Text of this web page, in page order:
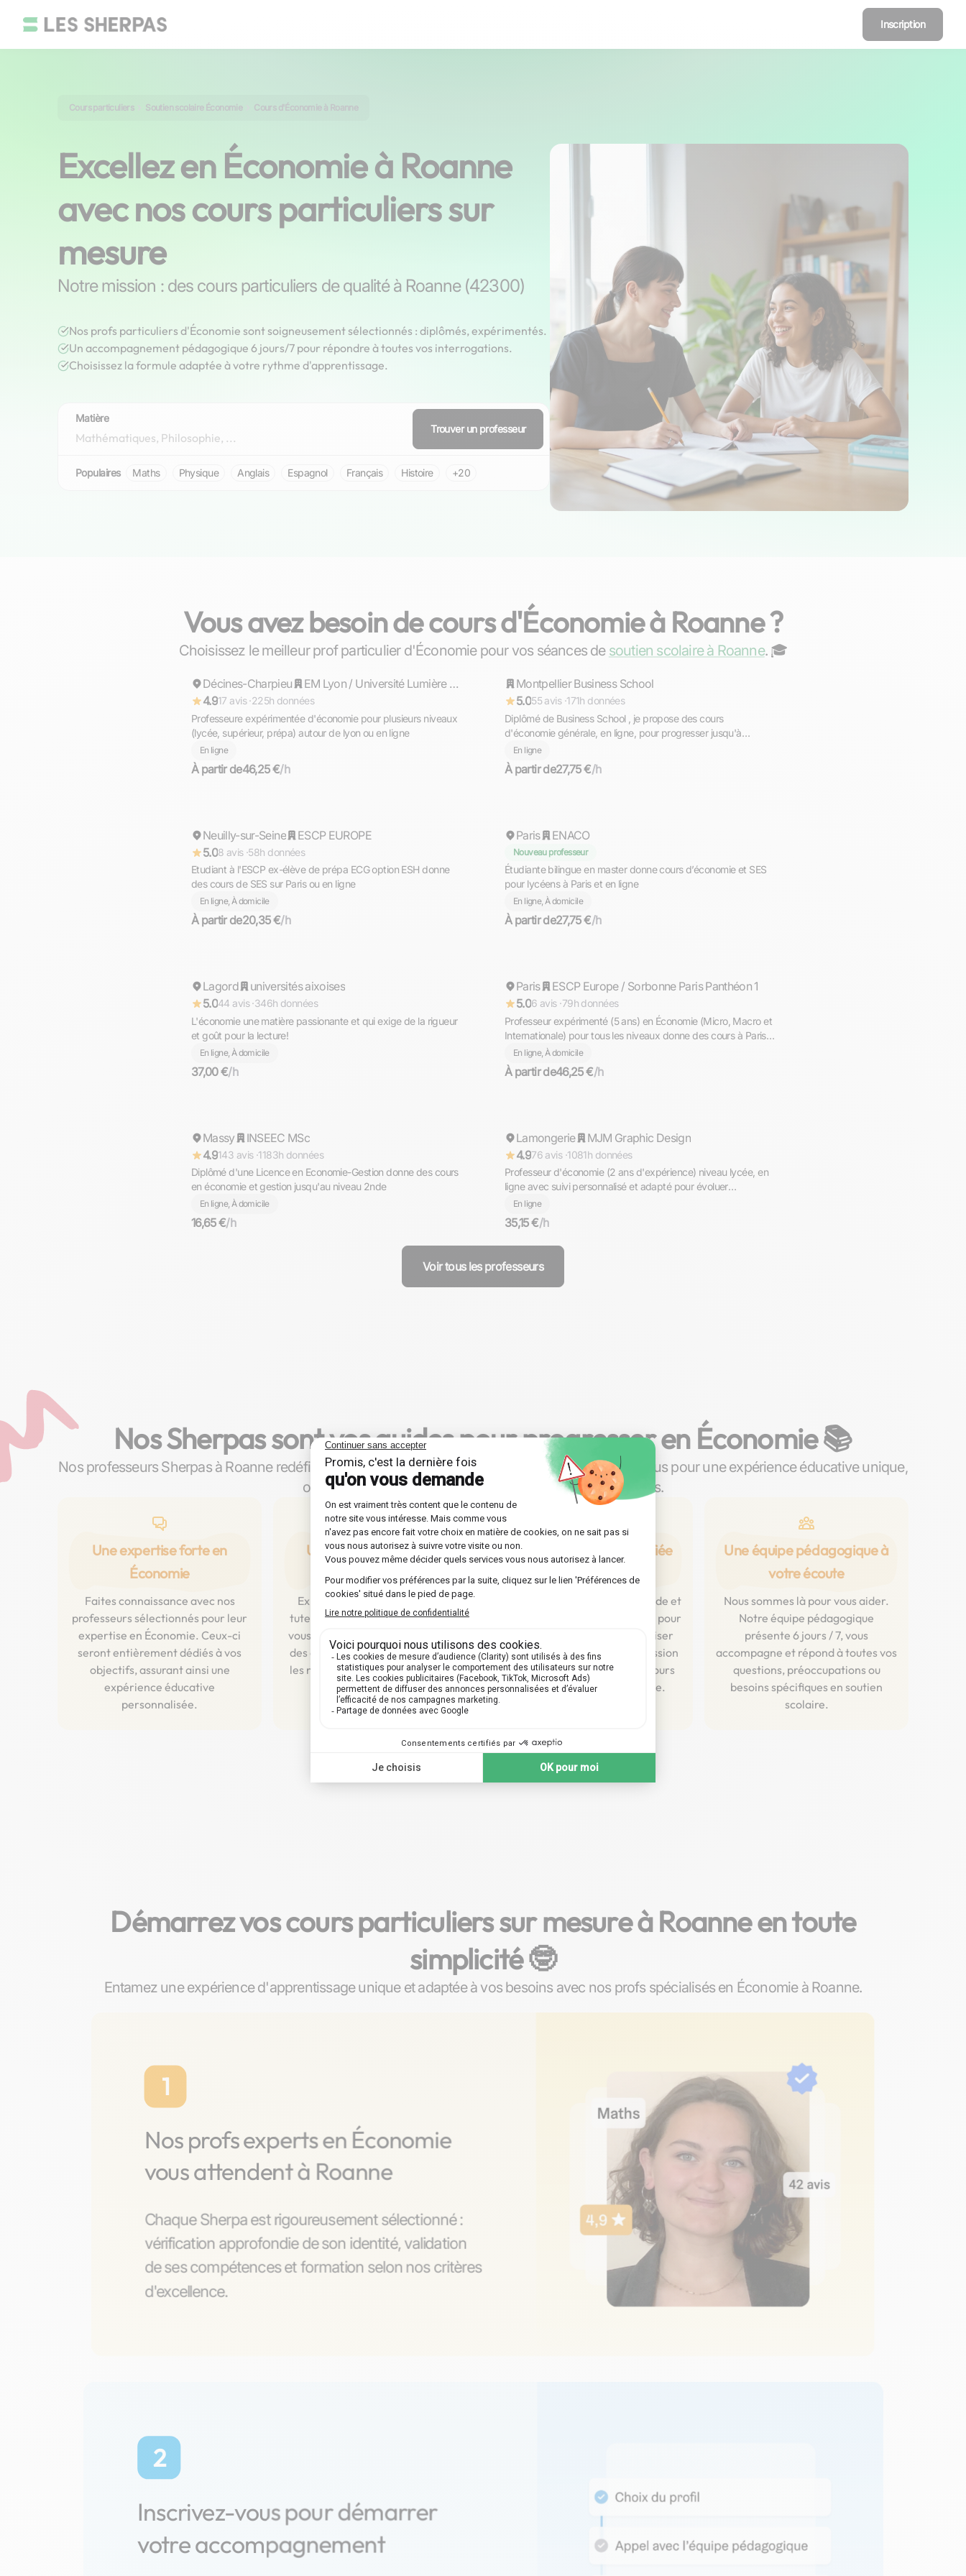
Inscription
Cours particuliers Soutien scolaire Économie Cours d'Économie à Roanne
Excellez en Économie à Roanne
avec nos cours particuliers sur
mesure
Notre mission : des cours particuliers de qualité à Roanne (42300)
Nos profs particuliers d'Économie sont soigneusement sélectionnés : diplômés, expérimentés.
Un accompagnement pédagogique 6 jours/7 pour répondre à toutes vos interrogations.
Choisissez la formule adaptée à votre rythme d'apprentissage.
Matière
Trouver un professeur
Populaires Maths Physique Anglais Espagnol Français Histoire +20
Vous avez besoin de cours d'Économie à Roanne ?
Choisissez le meilleur prof particulier d'Économie pour vos séances de soutien scolaire à Roanne. ‍🎓
Répond rapidement
Cécile
Décines-Charpieu
EM Lyon / Université Lumière Lyon II
4.917 avis ·225h données
Professeure expérimentée d'économie pour plusieurs niveaux
(lycée, supérieur, prépa) autour de lyon ou en ligne
En ligne
À partir de46,25 €/h
Répond rapidement
Thomas
Montpellier Business School
5.055 avis ·171h données
Diplômé de Business School , je propose des cours
d'économie générale, en ligne, pour progresser jusqu'à
l'obtention de l'examen final.
En ligne
À partir de27,75 €/h
Répond rapidement
Neuilly-sur-Seine
ESCP EUROPE
5.08 avis ·58h données
Etudiant à l'ESCP ex-élève de prépa ECG option ESH donne
des cours de SES sur Paris ou en ligne
En ligne, À domicile
À partir de20,35 €/h
Répond rapidement
Paris ENACO
Nouveau professeur
Étudiante bilingue en master donne cours d’économie et SES
pour lycéens à Paris et en ligne
En ligne, À domicile
À partir de27,75 €/h
Répond rapidement
Lagord
universités aixoises
5.044 avis ·346h données
L'économie une matière passionante et qui exige de la rigueur
et goût pour la lecture!
En ligne, À domicile
37,00 €/h
Répond rapidement
Paris
ESCP Europe / Sorbonne Paris Panthéon 1
5.06 avis ·79h données
Professeur expérimenté (5 ans) en Économie (Micro, Macro et
Internationale) pour tous les niveaux donne des cours à Paris
et en ligne
En ligne, À domicile
À partir de46,25 €/h
Répond rapidement
Massy
INSEEC MSc
4.9143 avis ·1183h données
Diplômé d'une Licence en Economie-Gestion donne des cours
en économie et gestion jusqu'au niveau 2nde
En ligne, À domicile
16,65 €/h
Répond rapidement
Lamongerie
MJM Graphic Design
4.976 avis ·1081h données
Professeur d'économie (2 ans d'expérience) niveau lycée, en
ligne avec suivi personnalisé et adapté pour évoluer
rapidement
En ligne
35,15 €/h
Voir tous les professeurs
Nos Sherpas sont vos guides pour progresser en Économie 📚
Nos professeurs Sherpas à Roanne redéfinissent l'apprentissage en Économie. Joignez-vous à nous pour une expérience éducative unique,
où chaque leçon est soigneusement adaptée à vos besoins.
Une expertise forte en
Économie
Faites connaissance avec nos
professeurs sélectionnés pour leur
expertise en Économie. Ceux-ci
seront entièrement dédiés à vos
objectifs, assurant ainsi une
expérience éducative
personnalisée.
Une sélection de 4000
professeurs qualifiés
Explorez notre vaste réseau du
tuteurs qualifiés à Roanne, prêts à
vous guider en Économie à travers
des cours personnalisés pour tous
les niveaux : collège, lycée, prépa,
université.
Une organisation simplifiée
faite pour vous
Profitez d'une organisation fluide et
efficace, conçue spécialement pour
vous permettre de vous focaliser
entièrement sur votre progression
en Économie. Au choix, des cours
près de chez vous ou en ligne.
Une équipe pédagogique à
votre écoute
Nous sommes là pour vous aider.
Notre équipe pédagogique
présente 6 jours / 7, vous
accompagne et répond à toutes vos
questions, préoccupations ou
besoins spécifiques en soutien
scolaire.
Démarrez vos cours particuliers sur mesure à Roanne en toute
simplicité 🤓​
Entamez une expérience d'apprentissage unique et adaptée à vos besoins avec nos profs spécialisés en Économie à Roanne.
1
Nos profs experts en Économie
vous attendent à Roanne
Chaque Sherpa est rigoureusement sélectionné :
vérification approfondie de son identité, validation
de ses compétences et formation selon nos critères
d'excellence.
2
Inscrivez-vous pour démarrer
votre accompagnement